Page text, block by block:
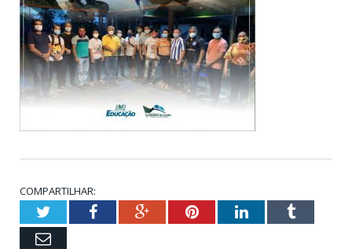
COMPARTILHAR:
TwitterFacebookGoogle+PinterestLinkedInTumblr
Email